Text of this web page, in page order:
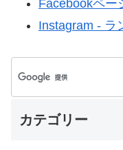
Facebookペー
Instagram - ラ
カテゴリー